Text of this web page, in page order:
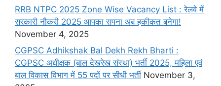
RRB NTPC 2025 Zone Wise Vacancy List : रेलवे में
सरकारी नौकरी 2025 आपका सपना अब हकीकत बनेगा!
November 4, 2025
CGPSC Adhikshak Bal Dekh Rekh Bharti :
CGPSC अधीक्षक (बाल देखरेख संस्था) भर्ती 2025, महिला एवं
बाल विकास विभाग में 55 पदों पर सीधी भर्ती November 3,